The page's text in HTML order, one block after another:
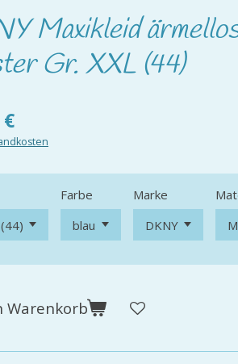
Maxikleid
Gr. XXL (44)
Farbe Marke
Warenkorb